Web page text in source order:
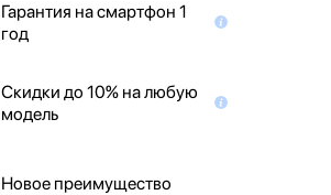
Гарантия на смартфон 1
год
Скидки до 10% на любую
модель
Новое преимущество